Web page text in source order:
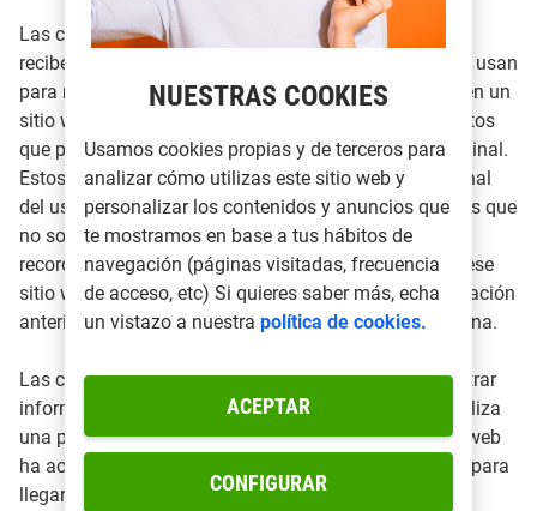
Las cookies son pequeños archivos de datos que se
reciben en tu terminal desde el Sitio Web visitado y se usan
para registrar ciertas interacciones de la navegación en un
sitio web, una aplicación móvil, etc., almacenando datos
que podrán ser actualizados y recuperados de tu terminal.
Estos archivos se almacenan en el ordenador o terminal
del usuario y contienen datos, generalmente anónimos que
no son perjudiciales para tu equipo. Se utilizan para
recordar tus preferencias cuando vuelves a entrar en ese
sitio web, como el idioma seleccionado en una navegación
anterior, datos de acceso o personalización de la página.
Las cookies también pueden ser utilizadas para registrar
información anónima acerca de cómo un visitante utiliza
una página web. Por ejemplo, desde qué otra página web
ha accedido, o si ha utilizado un "banner" publicitario para
llegar a ésta.
NUESTRAS COOKIES
Usamos cookies propias y de terceros para
analizar cómo utilizas este sitio web y
personalizar los contenidos y anuncios que
te mostramos en base a tus hábitos de
navegación (páginas visitadas, frecuencia
de acceso, etc) Si quieres saber más, echa
un vistazo a nuestra política de cookies.
CONFIGURAR
ACEPTAR